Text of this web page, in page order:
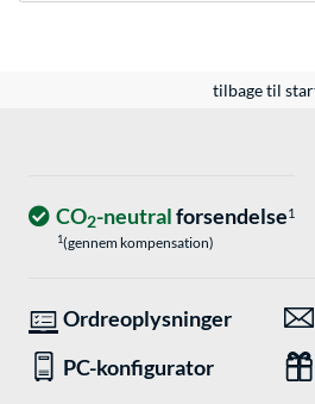
tilbage til
CO2-neutralforsendelse1
1(gennem kompensation)
Ordreoplysninger
PC-konfigurator